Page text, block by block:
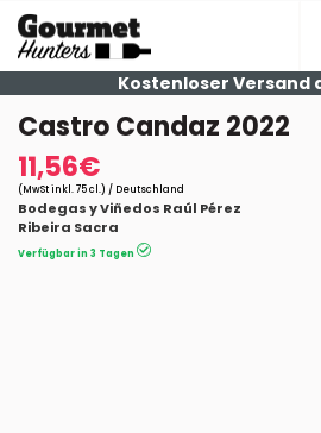
Kostenloser Versand
Castro Candaz 2022
11,56€
(MwSt inkl. 75 cl.) / Deutschland
Bodegas y Viñedos Raúl Pérez
Ribeira Sacra
Verfügbar in 3 Tagen